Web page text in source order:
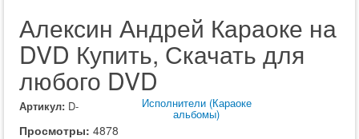
Алексин Андрей Караоке на
DVD Купить, Скачать для
любого DVD
Артикул: D- Исполнители (Караоке
альбомы)
Просмотры: 4878